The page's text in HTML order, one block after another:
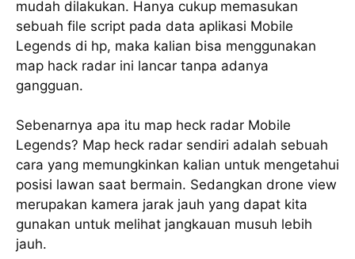
mudah dilakukan. Hanya cukup memasukan
sebuah file script pada data aplikasi Mobile
Legends di hp, maka kalian bisa menggunakan
map hack radar ini lancar tanpa adanya
gangguan.
Sebenarnya apa itu map heck radar Mobile
Legends? Map heck radar sendiri adalah sebuah
cara yang memungkinkan kalian untuk mengetahui
posisi lawan saat bermain. Sedangkan drone view
merupakan kamera jarak jauh yang dapat kita
gunakan untuk melihat jangkauan musuh lebih
jauh.